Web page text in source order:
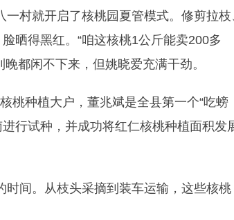
村就开启了核桃园夏管模式。修剪拉枝
晒得黑红。“咱这核桃1公斤能卖200多
都闲不下来，但姚晓爱充满干劲。
桃种植大户，董兆斌是全县第一个“吃螃
行试种，并成功将红仁核桃种植面积发
间。从枝头采摘到装车运输，这些核桃